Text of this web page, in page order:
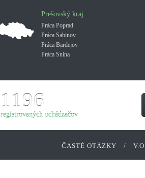
Prešovský kraj
Práca Poprad
Práca Sabinov
Práca Bardejov
Práca Snina
1196
registrovaných uchádzačov
ČASTÉ OTÁZKY /